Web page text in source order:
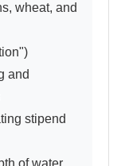
wheat, and
and
stipend